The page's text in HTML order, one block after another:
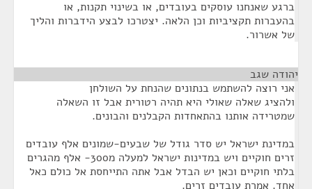
ברגע שאנחנו עוסקים בעובדים, או בשינוי תקנות, או
בהעברות תקציביות וכן הלאה. יצטרכו לבצע הידברות והליך
של אשרור.
יהודה שגב
אני רוצה להשתמש בנתונים שהנחת על השולחן
ולהציג שאלה שאולי היא תהיה רטורית אבל זו השאלה
שמטרידה אותנו בהתאחדות הקבלנים והבונים.
במדינת ישראל יש סדר גודל של שבעים-שמונים אלף עובדים
זרים חוקיים ויש במדינות ישראל למעלה מ300- אלף מהגרים
בלתי חוקיים וכאן יש הבדל אבל אתה התייחסת אל כולם כאל
אחד. אמרת עובדים זרים.